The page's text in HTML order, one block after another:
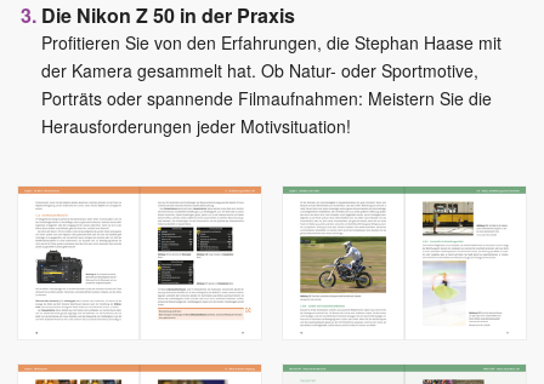
Die Nikon Z 50 in der Praxis
Profitieren Sie von den Erfahrungen, die Stephan Haase mit
der Kamera gesammelt hat. Ob Natur- oder Sportmotive,
Porträts oder spannende Filmaufnahmen: Meistern Sie die
Herausforderungen jeder Motivsituation!